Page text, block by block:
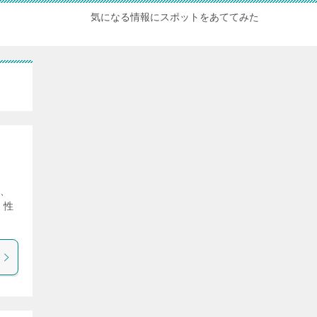
気になる情報にスポットをあててみた
性